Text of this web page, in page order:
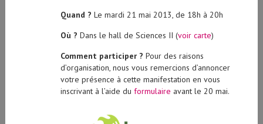
Quand ? Le mardi 21 mai 2013, de 18h à 20h
Où ? Dans le hall de Sciences II (voir carte)
Comment participer ? Pour des raisons
d’organisation, nous vous remercions d’annoncer
votre présence à cette manifestation en vous
inscrivant à l’aide du formulaire avant le 20 mai.